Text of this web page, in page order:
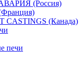
(Россия)
CASTINGS (Канада)
печи